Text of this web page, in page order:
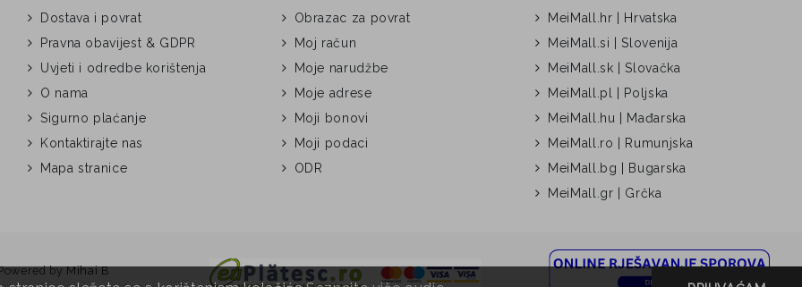
Dostava i povrat
Pravna obavijest & GDPR
Uvjeti i odredbe korištenja
O nama
Sigurno plaćanje
Kontaktirajte nas
Mapa stranice
Obrazac za povrat
Moj račun
Moje narudžbe
Moje adrese
Moji bonovi
Moji podaci
ODR
MeiMall.hr | Hrvatska
MeiMall.si | Slovenija
MeiMall.sk | Slovačka
MeiMall.pl | Poljska
MeiMall.hu | Mađarska
MeiMall.ro | Rumunjska
MeiMall.bg | Bugarska
MeiMall.gr | Grčka
byMihai B